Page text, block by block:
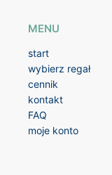
MENU
start
wybierz regał
cennik
kontakt
FAQ
moje konto